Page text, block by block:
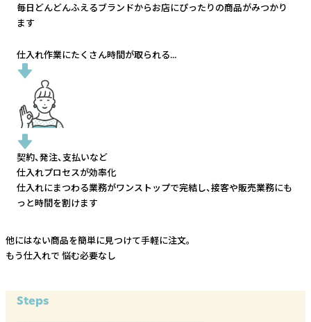
毎日どんどんふえるブランドからお店にぴったりの商品がみつかり
ます
仕入れ作業にたくさん時間が取られる...
契約、発注、支払いなど
仕入れプロセスが効率化
仕入れにまつわる業務がワンストップで完結し、接客や販売業務にも
っと時間を割けます
他にはない商品を簡単に見つけて手軽に注文。
もう仕入れで 悩む必要なし
Steps